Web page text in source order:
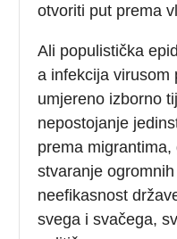
otvoriti put prema
Ali populistička
a infekcija virusom
umjereno izborno
nepostojanje
prema
stvaranje
neefikasnost
svega i svačega,